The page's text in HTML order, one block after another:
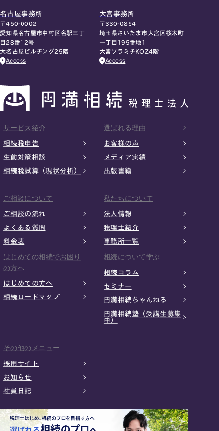
名古屋事務所
〒450-0002
愛知県名古屋市中村区名駅三丁
目28番12号
大名古屋ビルヂング25階
Access
大宮事務所
〒330-0854
埼玉県さいたま市大宮区桜木町
一丁目195番地1
大宮ソラミチKOZ4階
Access
サービス紹介
相続税申告
生前対策相談
相続税試算（現状分析）
選ばれる理由
お客様の声
メディア実績
出版書籍
ご相談について
ご相談の流れ
よくある質問
料金表
私たちについて
法人情報
税理士紹介
事務所一覧
はじめての相続でお困り
の方へ
はじめての方へ
相続ロードマップ
相続について学ぶ
相続コラム
セミナー
円満相続ちゃんねる
円満相続塾（受講生募集
中）
その他のメニュー
採用サイト
お知らせ
社員日記